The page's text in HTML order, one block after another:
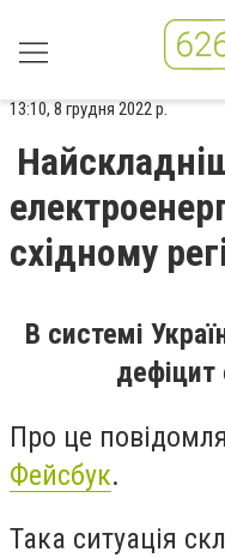
13:10, 8 грудня 2022 р.
східному
В системі
дефіцит
Про це
Фейсбук.
Така ситуація